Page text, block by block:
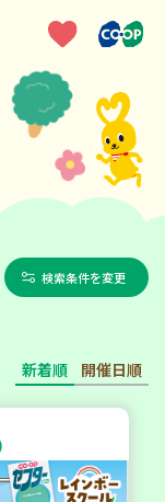
検索条件を変更
新着順 開催日順